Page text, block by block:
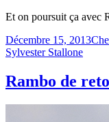
Et on poursuit ça avec
Publié
le
Décembre 15, 2013
Sylvester Stallone
Rambo de